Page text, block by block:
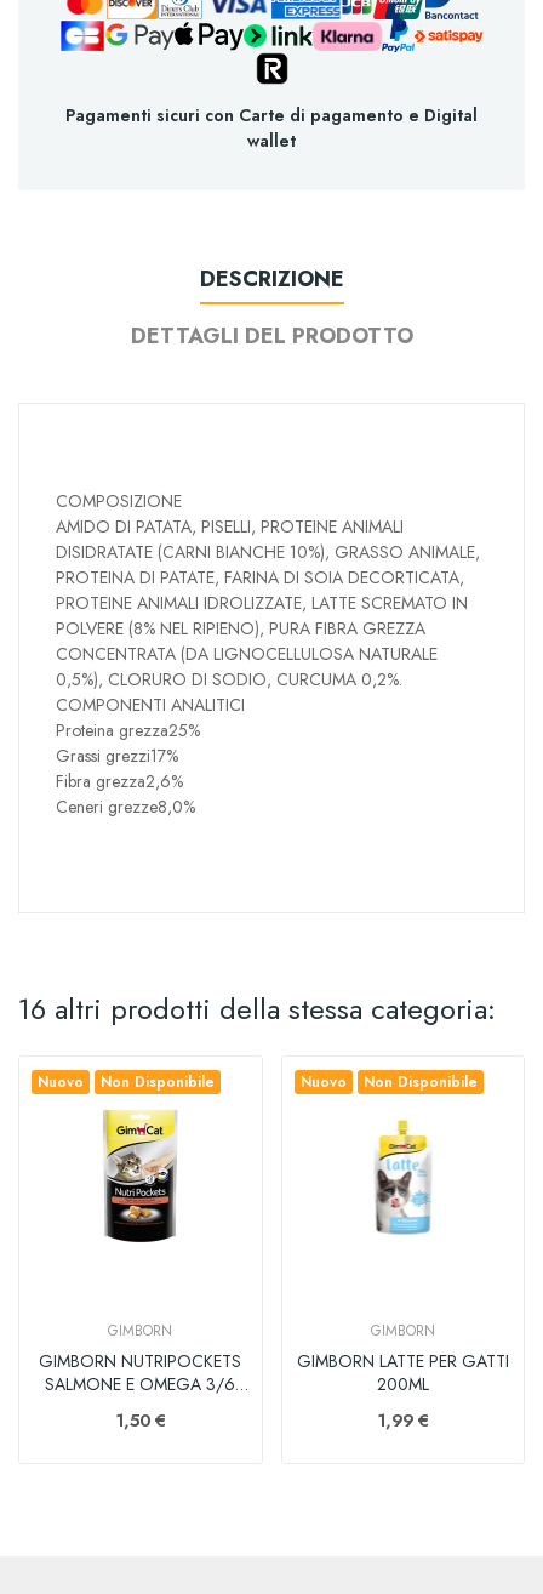
Pagamenti sicuri con Carte di pagamento e Digital
wallet
DESCRIZIONE
DETTAGLI DEL PRODOTTO
COMPOSIZIONE
AMIDO DI PATATA, PISELLI, PROTEINE ANIMALI
DISIDRATATE (CARNI BIANCHE 10%), GRASSO ANIMALE,
PROTEINA DI PATATE, FARINA DI SOIA DECORTICATA,
PROTEINE ANIMALI IDROLIZZATE, LATTE SCREMATO IN
POLVERE (8% NEL RIPIENO), PURA FIBRA GREZZA
CONCENTRATA (DA LIGNOCELLULOSA NATURALE
0,5%), CLORURO DI SODIO, CURCUMA 0,2%.
COMPONENTI ANALITICI
Proteina grezza25%
Grassi grezzi17%
Fibra grezza2,6%
Ceneri grezze8,0%
16 altri prodotti della stessa categoria:
Nuovo Non Disponibile
GIMBORN
GIMBORN NUTRIPOCKETS
SALMONE E OMEGA 3/6
1,50 €
Nuovo Non Disponibile
GIMBORN
GIMBORN LATTE PER GATTI
200ML
1,99 €